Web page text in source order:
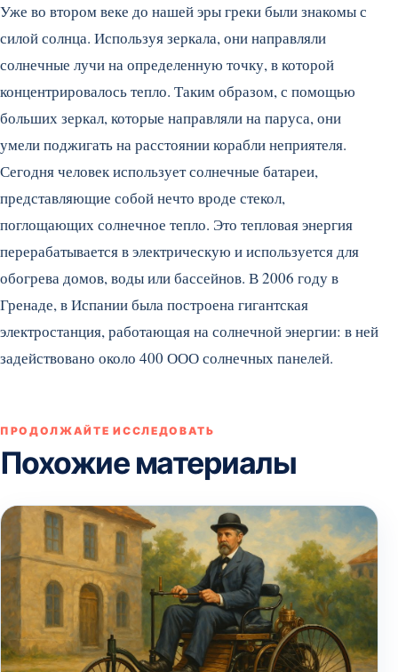
Уже во втором веке до нашей эры греки были знакомы с
силой солнца. Используя зеркала, они направляли
солнечные лучи на определенную точку, в которой
концентрировалось тепло. Таким образом, с помощью
больших зеркал, которые направляли на паруса, они
умели поджигать на расстоянии корабли неприятеля.
Сегодня человек использует солнечные батареи,
представляющие собой нечто вроде стекол,
поглощающих солнечное тепло. Это тепловая энергия
перерабатывается в электрическую и используется для
обогрева домов, воды или бассейнов. В 2006 году в
Гренаде, в Испании была построена гигантская
электростанция, работающая на солнечной энергии: в ней
задействовано около 400 ООО солнечных панелей.
ПРОДОЛЖАЙТЕ ИССЛЕДОВАТЬ
Похожие материалы